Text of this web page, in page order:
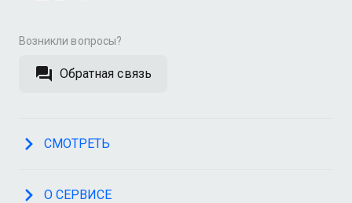
Возникли вопросы?
Обратная связь
СМОТРЕТЬ
О СЕРВИСЕ